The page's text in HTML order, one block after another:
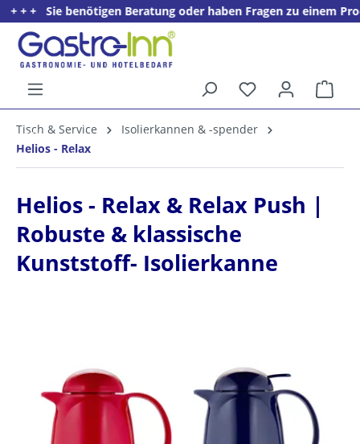
springen
Sie benötigen Beratung oder haben Fragen zu einem
Willkommens­rabatt**
für neue Kunden
Tisch & Service
Isolierkannen & -spender
Helios - Relax
Helios - Relax & Relax Push |
Robuste & klassische
Kunststoff- Isolierkanne